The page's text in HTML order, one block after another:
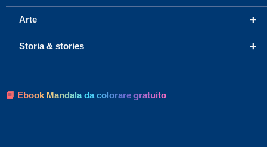
+
Arte
+
Storia & stories
📘 Ebook Mandala da colorare gratuito